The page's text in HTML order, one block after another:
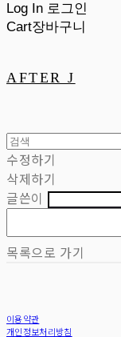
Log In 로그인
Cart장바구니
AFTER J
수정하기
삭제하기
글쓴이
목록으로 가기
이용약관
개인정보처리방침